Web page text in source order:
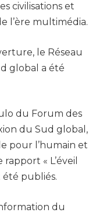
civilisations et
l’ère multimédia.
le Réseau
global a été
du Forum des
du Sud global,
pour l’humain et
« L’éveil
publiés.
du